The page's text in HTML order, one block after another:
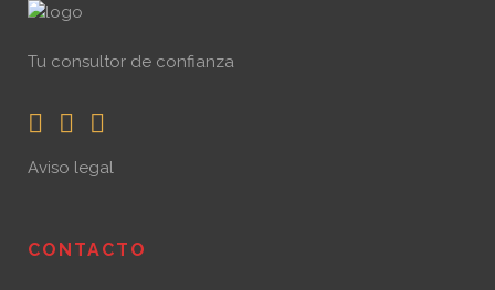
Tu consultor de confianza
Aviso legal
CONTACTO